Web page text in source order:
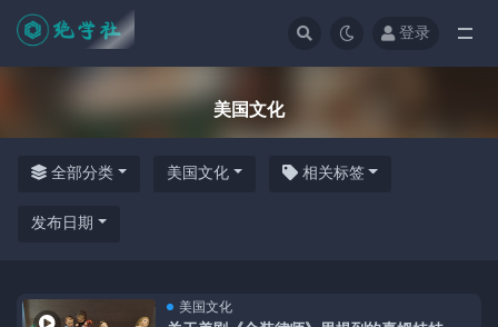
登录
美国文化
全部分类 美国文化 相关标签
发布日期
美国文化